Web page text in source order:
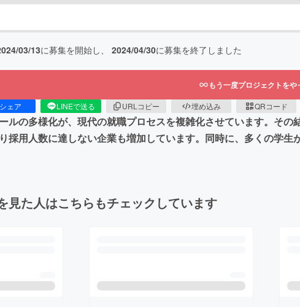
03/13に募集を開始し、 2024/04/30に募集を終了しました
もう一度プロジェクトをや
シェア LINEで送る URLコピー 埋め込み QRコード
ルの多様化が、現代の就職プロセスを複雑化させています。そ
採用人数に達しない企業も増加しています。同時に、多くの学
見た人はこちらもチェックしています